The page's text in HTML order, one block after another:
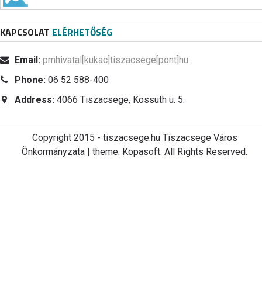
KAPCSOLAT ELÉRHETŐSÉG
Email: pmhivatal[kukac]tiszacsege[pont]hu
Phone: 06 52 588-400
Address: 4066 Tiszacsege, Kossuth u. 5.
Copyright 2015 - tiszacsege.hu Tiszacsege Város
Önkormányzata | theme: Kopasoft. All Rights Reserved.